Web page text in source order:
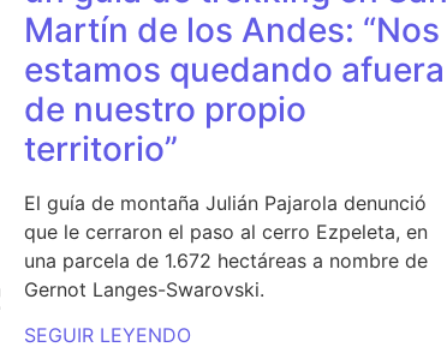
Martín de los Andes: “Nos
estamos quedando afuera
de nuestro propio
territorio”
El guía de montaña Julián Pajarola denunció
que le cerraron el paso al cerro Ezpeleta, en
una parcela de 1.672 hectáreas a nombre de
Gernot Langes-Swarovski.
SEGUIR LEYENDO